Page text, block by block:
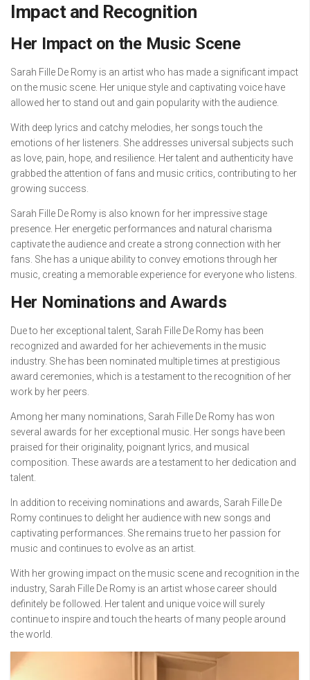
Impact and Recognition
Her Impact on the Music Scene
Sarah Fille De Romy is an artist who has made a significant impact
on the music scene. Her unique style and captivating voice have
allowed her to stand out and gain popularity with the audience.
With deep lyrics and catchy melodies, her songs touch the
emotions of her listeners. She addresses universal subjects such
as love, pain, hope, and resilience. Her talent and authenticity have
grabbed the attention of fans and music critics, contributing to her
growing success.
Sarah Fille De Romy is also known for her impressive stage
presence. Her energetic performances and natural charisma
captivate the audience and create a strong connection with her
fans. She has a unique ability to convey emotions through her
music, creating a memorable experience for everyone who listens.
Her Nominations and Awards
Due to her exceptional talent, Sarah Fille De Romy has been
recognized and awarded for her achievements in the music
industry. She has been nominated multiple times at prestigious
award ceremonies, which is a testament to the recognition of her
work by her peers.
Among her many nominations, Sarah Fille De Romy has won
several awards for her exceptional music. Her songs have been
praised for their originality, poignant lyrics, and musical
composition. These awards are a testament to her dedication and
talent.
In addition to receiving nominations and awards, Sarah Fille De
Romy continues to delight her audience with new songs and
captivating performances. She remains true to her passion for
music and continues to evolve as an artist.
With her growing impact on the music scene and recognition in the
industry, Sarah Fille De Romy is an artist whose career should
definitely be followed. Her talent and unique voice will surely
continue to inspire and touch the hearts of many people around
the world.